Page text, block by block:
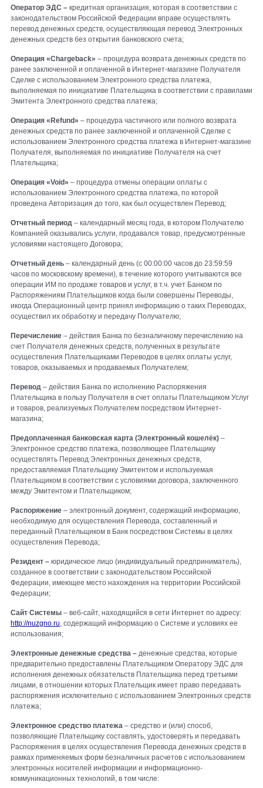
Оператор ЭДС – кредитная организация, которая в соответствии с
законодательством Российской Федерации вправе осуществлять
перевод денежных средств, осуществляющая перевод Электронных
денежных средств без открытия банковского счета;
Операция «Chargeback» – процедура возврата денежных средств по
ранее заключенной и оплаченной в Интернет-магазине Получателя
Сделке с использованием Электронного средства платежа,
выполняемая по инициативе Плательщика в соответствии с правилами
Эмитента Электронного средства платежа;
Операция « Refund» – процедура частичного или полного возврата
денежных средств по ранее заключенной и оплаченной Сделке с
использованием Электронного средства платежа в Интернет-магазине
Получателя, выполняемая по инициативе Получателя на счет
Плательщика;
Операция «Void» – процедура отмены операции оплаты с
использованием Электронного средства платежа, по которой
проведена Авторизация до того, как был осуществлен Перевод;
Отчетный период – календарный месяц года, в котором Получателю
Компанией оказывались услуги, продавался товар, предусмотренные
условиями настоящего Договора;
Отчетный день – календарный день (с 00:00:00 часов до 23:59:59
часов по московскому времени), в течение которого учитываются все
операции ИМ по продаже товаров и услуг, в т.ч. учет Банком по
Распоряжениям Плательщиков когда были совершены Переводы,
икогда Операционный центр принял информацию о таких Переводах,
осуществил их обработку и передачу Получателю;
Перечисление – действия Банка по безналичному перечислению на
счет Получателя денежных средств, полученных в результате
осуществления Плательщиками Переводов в целях оплаты услуг,
товаров, оказываемых и продаваемых Получателем;
Перевод – действия Банка по исполнению Распоряжения
Плательщика в пользу Получателя в счет оплаты Плательщиком Услуг
и товаров, реализуемых Получателем посредством Интернет-
магазина;
Предоплаченная банковская карта (Электронный кошелёк) –
Электронное средство платежа, позволяющее Плательщику
осуществлять Перевод Электронных денежных средств,
предоставляемая Плательщику Эмитентом и используемая
Плательщиком в соответствии с условиями договора, заключенного
между Эмитентом и Плательщиком;
Распоряжение – электронный документ, содержащий информацию,
необходимую для осуществления Перевода, составленный и
переданный Плательщиком в Банк посредством Системы в целях
осуществления Перевода;
Резидент – юридическое лицо (индивидуальный предприниматель),
созданное в соответствии с законодательством Российской
Федерации, имеющее место нахождения на территории Российской
Федерации;
Сайт Системы – веб-сайт, находящийся в сети Интернет по адресу:
http://nuzgno.ru, содержащий информацию о Системе и условиях ее
использования;
Электронные денежные средства – денежные средства, которые
предварительно предоставлены Плательщиком Оператору ЭДС для
исполнения денежных обязательств Плательщика перед третьими
лицами, в отношении которых Плательщик имеет право передавать
распоряжения исключительно с использованием Электронных средств
платежа;
Электронное средство платежа – средство и (или) способ,
позволяющие Плательщику составлять, удостоверять и передавать
Распоряжения в целях осуществления Перевода денежных средств в
рамках применяемых форм безналичных расчетов с использованием
электронных носителей информации и информационно-
коммуникационных технологий, в том числе: